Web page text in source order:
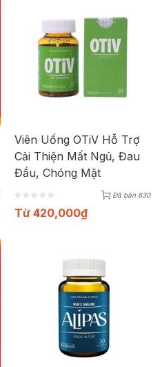
Viên Uống OTiV Hỗ Trợ
Cải Thiện Mất Ngủ, Đau
Đầu, Chóng Mặt
Đã bán 630
Từ 420,000₫